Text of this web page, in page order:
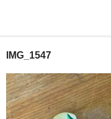
ホーム
お誕生日ケーキのご予約
ショートケーキ
IMG_1547